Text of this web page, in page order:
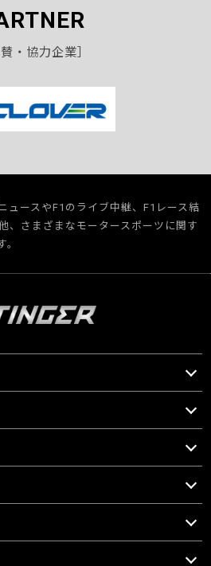
賛・協力企業］
ュースやF1のライブ中継、F1レース結
、さまざまなモータースポーツに関す
。
キット
日々。